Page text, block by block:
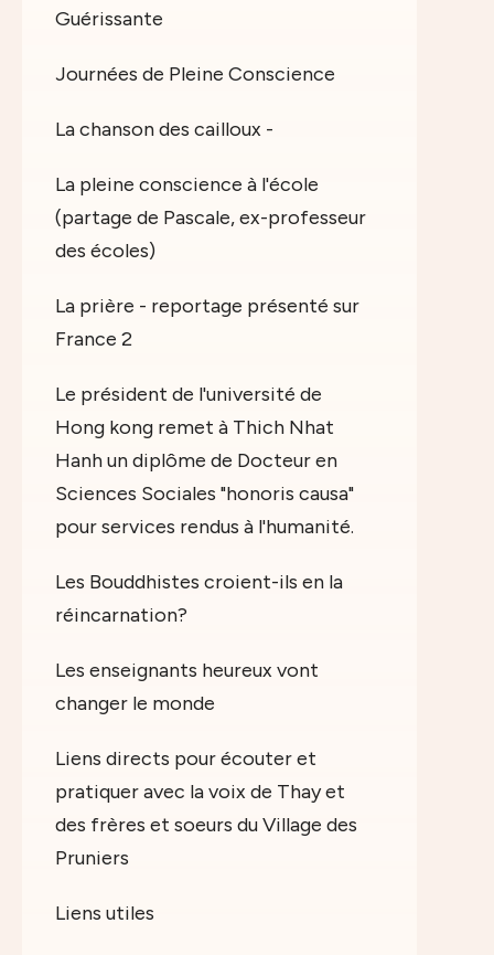
Guérissante
Journées de Pleine Conscience
La chanson des cailloux -
La pleine conscience à l'école
(partage de Pascale, ex-professeur
des écoles)
La prière - reportage présenté sur
France 2
Le président de l'université de
Hong kong remet à Thich Nhat
Hanh un diplôme de Docteur en
Sciences Sociales "honoris causa"
pour services rendus à l'humanité.
Les Bouddhistes croient-ils en la
réincarnation?
Les enseignants heureux vont
changer le monde
Liens directs pour écouter et
pratiquer avec la voix de Thay et
des frères et soeurs du Village des
Pruniers
Liens utiles